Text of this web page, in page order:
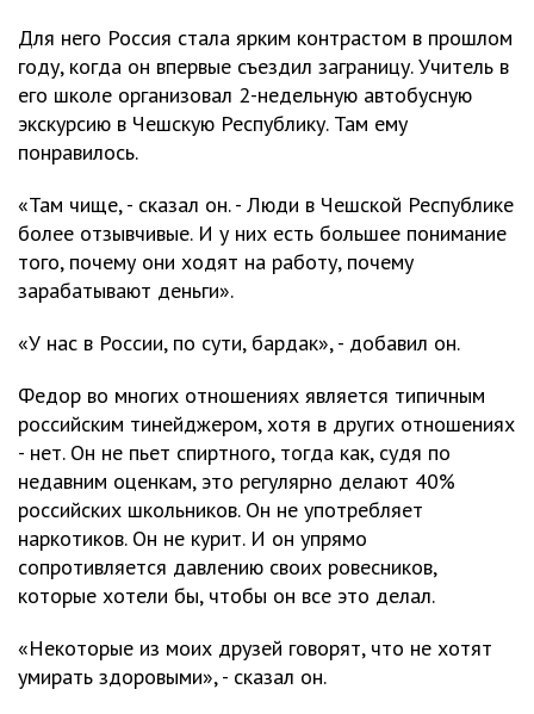
Для него Россия стала ярким контрастом в прошлом
году, когда он впервые съездил заграницу. Учитель в
его школе организовал 2-недельную автобусную
экскурсию в Чешскую Республику. Там ему
понравилось.
«Там чище, - сказал он. - Люди в Чешской Республике
более отзывчивые. И у них есть большее понимание
того, почему они ходят на работу, почему
зарабатывают деньги».
«У нас в России, по сути, бардак», - добавил он.
Федор во многих отношениях является типичным
российским тинейджером, хотя в других отношениях
- нет. Он не пьет спиртного, тогда как, судя по
недавним оценкам, это регулярно делают 40%
российских школьников. Он не употребляет
наркотиков. Он не курит. И он упрямо
сопротивляется давлению своих ровесников,
которые хотели бы, чтобы он все это делал.
«Некоторые из моих друзей говорят, что не хотят
умирать здоровыми», - сказал он.